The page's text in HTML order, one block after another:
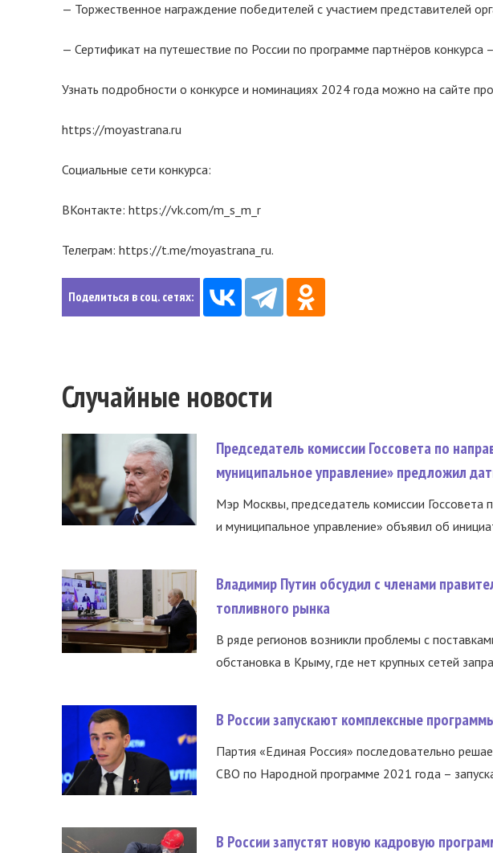
— Торжественное награждение победителей с участием представителей
— Сертификат на путешествие по России по программе партнёров конкурса
Узнать подробности о конкурсе и номинациях 2024 года можно на сайте
https://moyastrana.ru
Социальные сети конкурса:
ВКонтакте: https://vk.com/m_s_m_r
Телеграм: https://t.me/moyastrana_ru.
Поделиться в соц. сетях:
Случайные новости
Председатель комиссии Госсовета по
муниципальное управление» предложил
Мэр Москвы, председатель комиссии Госсовета
и муниципальное управление» объявил об
Владимир Путин обсудил с членами
топливного рынка
В ряде регионов возникли проблемы с
обстановка в Крыму, где нет крупных сетей
В России запускают комплексные
Партия «Единая Россия» последовательно
СВО по Народной программе 2021 года –
В России запустят новую кадровую